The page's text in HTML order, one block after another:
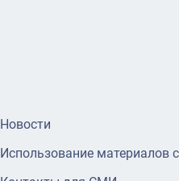
Новости
Использование материалов